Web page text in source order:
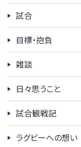
試合
目標・抱負
雑談
日々思うこと
試合観戦記
ラグビーへの想い